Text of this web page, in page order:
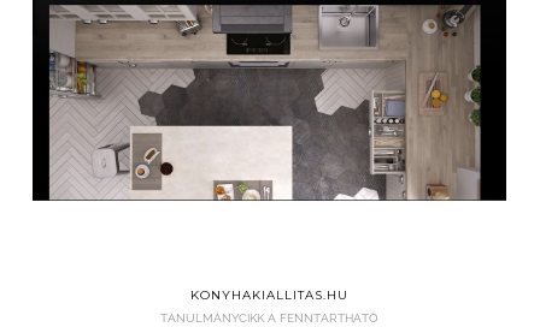
KONYHAKIALLITAS.HU
TANULMÁNYCIKK A FENNTARTHATÓ